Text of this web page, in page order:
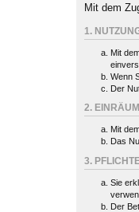
Mit dem
1.
Mit
Wenn
Der
2.
Mit
Das
3.
Sie
Der